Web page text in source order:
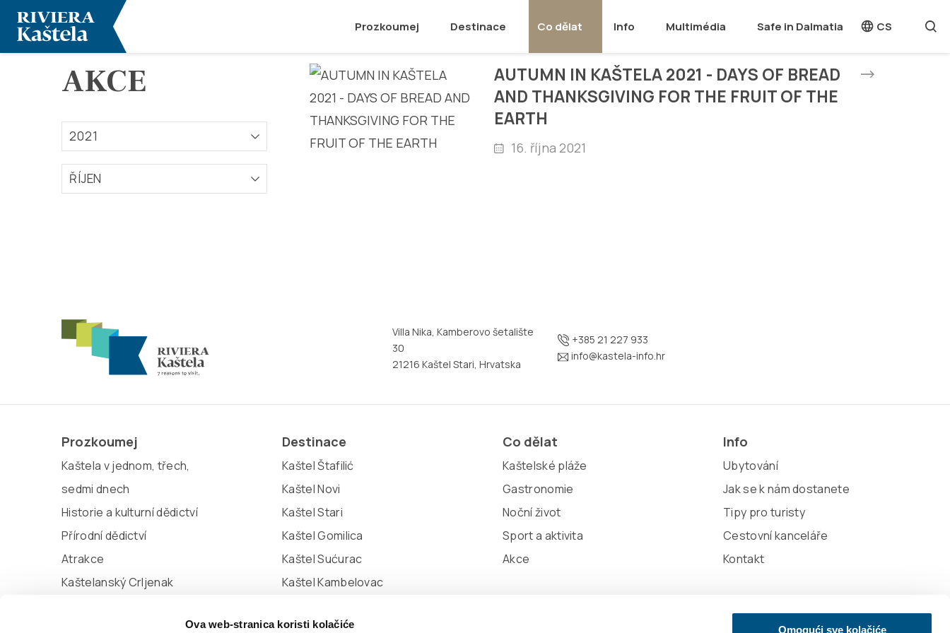
Ova web-stranica koristi kolačiće Omogući sve kolačiće
Prozkoumej Destinace Co dělat Info Multimédia Safe in Dalmatia CS
AKCE
2021
ŘÍJEN
AUTUMN IN KAŠTELA 2021 - DAYS OF BREAD
AND THANKSGIVING FOR THE FRUIT OF THE
EARTH
16. října 2021
Villa Nika, Kamberovo šetalište
30
21216 Kaštel Stari, Hrvatska
+385 21 227 933
info@kastela-info.hr
Prozkoumej
Kaštela v jednom, třech,
sedmi dnech
Historie a kulturní dědictví
Přírodní dědictví
Atrakce
Kaštelanský Crljenak
Destinace
Kaštel Štafilić
Kaštel Novi
Kaštel Stari
Kaštel Gomilica
Kaštel Sućurac
Kaštel Kambelovac
Co dělat
Kaštelské pláže
Gastronomie
Noční život
Sport a aktivita
Akce
Info
Ubytování
Jak se k nám dostanete
Tipy pro turisty
Cestovní kanceláře
Kontakt